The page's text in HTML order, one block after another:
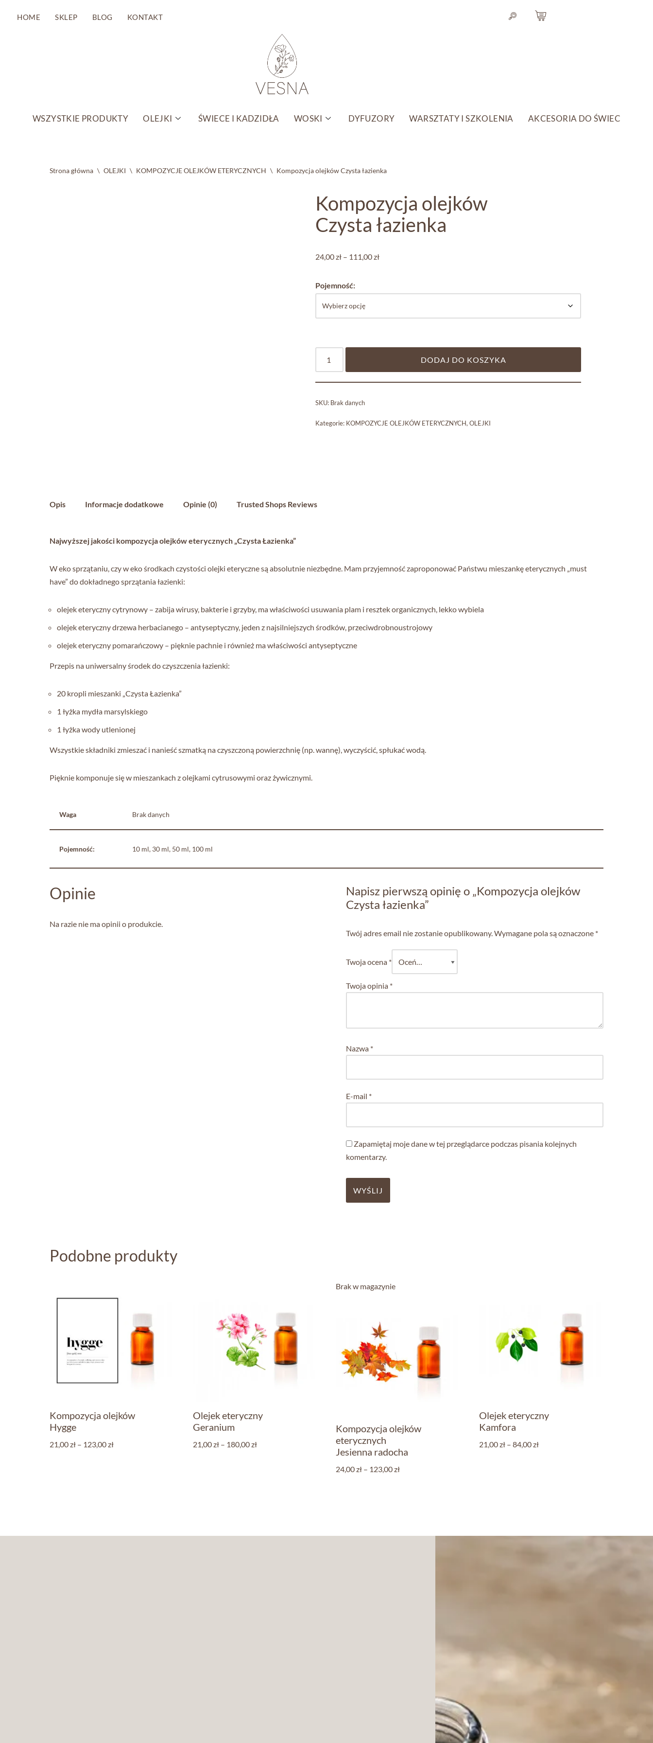
HOME SKLEP BLOG KONTAKT
WSZYSTKIE PRODUKTY OLEJKI ŚWIECE I KADZIDŁA WOSKI DYFUZORY WARSZTATY I SZKOLENIA AKCESORIA DO ŚWIEC
Strona główna \ OLEJKI \ KOMPOZYCJE OLEJKÓW ETERYCZNYCH \ Kompozycja olejków Czysta łazienka
Kompozycja olejków
Czysta łazienka
24,00zł – 111,00zł
Pojemność:
DODAJ DO KOSZYKA
SKU: Brak danych
Kategorie: KOMPOZYCJE OLEJKÓW ETERYCZNYCH,OLEJKI
Opis Informacje dodatkowe Opinie (0) Trusted Shops Reviews
Najwyższej jakości kompozycja olejków eterycznych „Czysta Łazienka”
W eko sprzątaniu, czy w eko środkach czystości olejki eteryczne są absolutnie niezbędne. Mam przyjemność zaproponować Państwu mieszankę eterycznych „must
have” do dokładnego sprzątania łazienki:
olejek eteryczny cytrynowy – zabija wirusy, bakterie i grzyby, ma właściwości usuwania plam i resztek organicznych, lekko wybiela
olejek eteryczny drzewa herbacianego – antyseptyczny, jeden z najsilniejszych środków, przeciwdrobnoustrojowy
olejek eteryczny pomarańczowy – pięknie pachnie i również ma właściwości antyseptyczne
Przepis na uniwersalny środek do czyszczenia łazienki:
20 kropli mieszanki „Czysta Łazienka”
1 łyżka mydła marsylskiego
1 łyżka wody utlenionej
Wszystkie składniki zmieszać i nanieść szmatką na czyszczoną powierzchnię (np. wannę), wyczyścić, spłukać wodą.
Pięknie komponuje się w mieszankach z olejkami cytrusowymi oraz żywicznymi.
Waga Brak danych
Pojemność: 10 ml, 30 ml, 50 ml, 100 ml
Opinie
Na razie nie ma opinii o produkcie.
Napisz pierwszą opinię o „Kompozycja olejków
Czysta łazienka”
Twój adres email nie zostanie opublikowany.Wymagane pola są oznaczone *
Twoja ocena *
Twoja opinia *
Nazwa *
E-mail *
Zapamiętaj moje dane w tej przeglądarce podczas pisania kolejnych
komentarzy.
Podobne produkty
Kompozycja olejków
Hygge
21,00zł – 123,00zł
Olejek eteryczny
Geranium
21,00zł– 180,00zł
Brak w magazynie
Kompozycja olejków
eterycznych
Jesienna radocha
24,00zł – 123,00zł
Olejek eteryczny
Kamfora
21,00zł –84,00zł